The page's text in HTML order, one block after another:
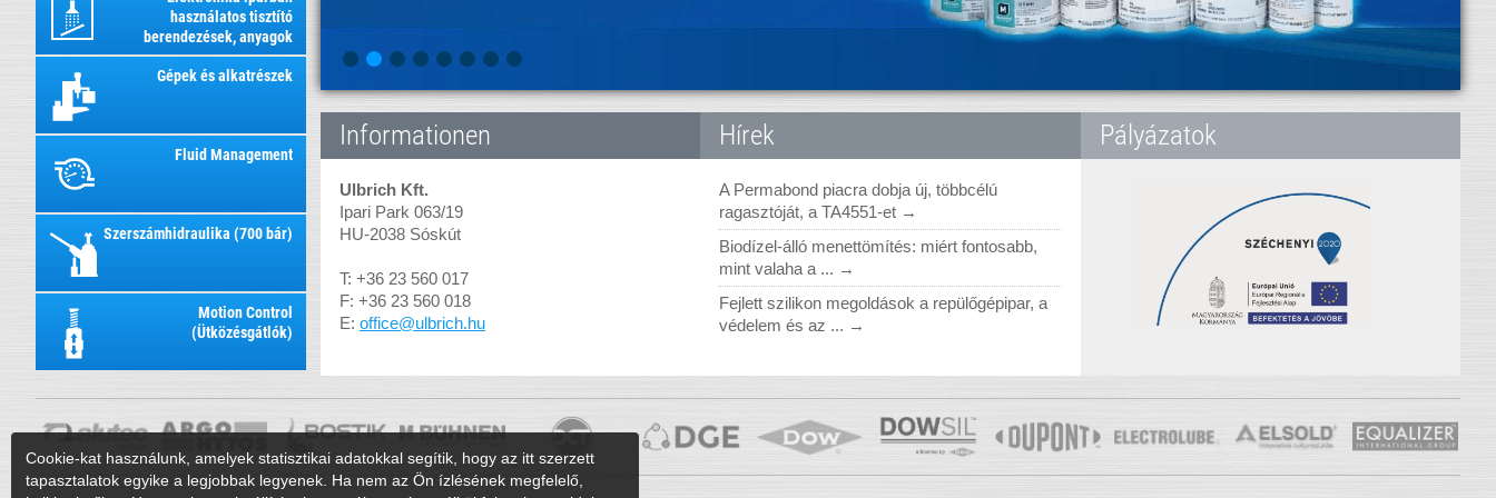
használatos tisztító
berendezések, anyagok
Gépek és alkatrészek
Fluid Management
Szerszámhidraulika (700 bár)
Motion Control
(Ütközésgátlók)
Informationen
Ulbrich Kft.
Ipari Park 063/19
HU-2038 Sóskút
T: +36 23 560 017
F: +36 23 560 018
E:office@ulbrich.hu
Hírek
A Permabond piacra dobja új, többcélú
ragasztóját, a TA4551-et →
Biodízel-álló menettömítés: miért fontosabb,
mint valaha a ... →
Fejlett szilikon megoldások a repülőgépipar, a
védelem és az ... →
Pályázatok
Cookie-kat használunk, amelyek statisztikai adatokkal segítik, hogy az itt szerzett
tapasztalatok egyike a legjobbak legyenek. Ha nem az Ön ízlésének megfelelő,